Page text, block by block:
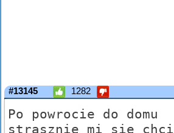
#13145 1282
Po powrocie do domu
strasznie mi się